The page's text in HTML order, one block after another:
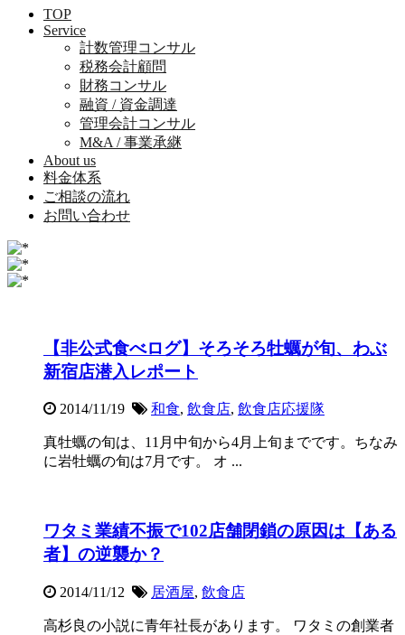
TOP
Service
計数管理コンサル
税務会計顧問
財務コンサル
融資 / 資金調達
管理会計コンサル
M&A / 事業承継
About us
料金体系
ご相談の流れ
お問い合わせ
【非公式食べログ】そろそろ牡蠣が旬、わぶ
新宿店潜入レポート
2014/11/19 和食, 飲食店, 飲食店応援隊
真牡蠣の旬は、11月中旬から4月上旬までです。ちなみ
に岩牡蠣の旬は7月です。 オ ...
ワタミ業績不振で102店舗閉鎖の原因は【ある
者】の逆襲か？
2014/11/12 居酒屋, 飲食店
高杉良の小説に青年社長があります。 ワタミの創業者